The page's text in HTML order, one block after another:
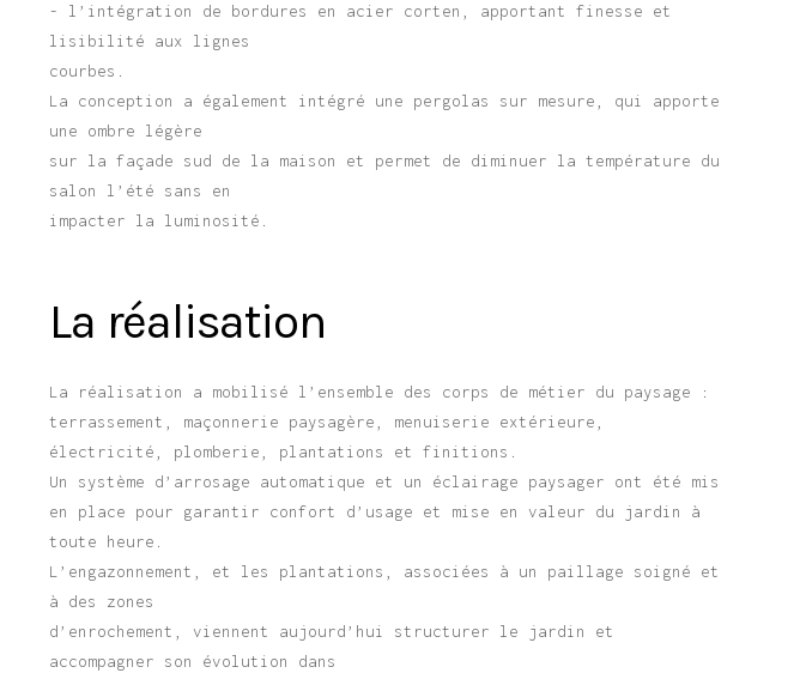
- l’intégration de bordures en acier corten, apportant finesse et
lisibilité aux lignes
courbes.
La conception a également intégré une pergolas sur mesure, qui apporte
une ombre légère
sur la façade sud de la maison et permet de diminuer la température du
salon l’été sans en
impacter la luminosité.
La réalisation
La réalisation a mobilisé l’ensemble des corps de métier du paysage :
terrassement, maçonnerie paysagère, menuiserie extérieure,
électricité, plomberie, plantations et finitions.
Un système d’arrosage automatique et un éclairage paysager ont été mis
en place pour garantir confort d’usage et mise en valeur du jardin à
toute heure.
L’engazonnement, et les plantations, associées à un paillage soigné et
à des zones
d’enrochement, viennent aujourd’hui structurer le jardin et
accompagner son évolution dans